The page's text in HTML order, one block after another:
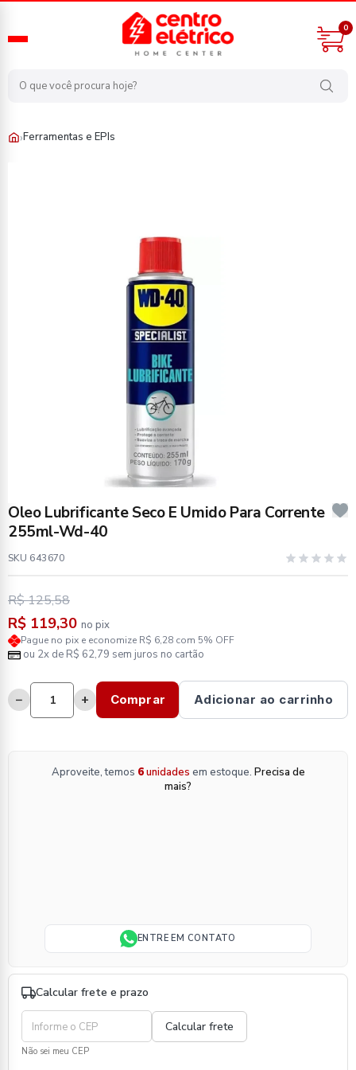
0
›Ferramentas e EPIs
Oleo Lubrificante Seco E Umido Para Corrente
255ml-Wd-40
SKU 643670
R$ 125,58
R$ 119,30 no pix
Pague no pix e economize R$ 6,28 com 5% OFF
ou 2x de R$ 62,79 sem juros no cartão
− + Comprar Adicionar ao carrinho
Aproveite, temos 6unidades em estoque. Precisa de
mais?
ENTRE EM CONTATO
Calcular frete e prazo
Não sei meu CEP